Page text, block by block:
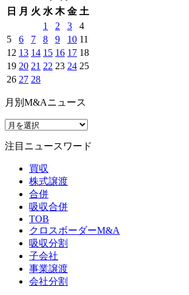
日
月 火 水 木 金 土
1
2 3
4
5
6 7 8 9 10 11
12 13 14 15 16 17 18
19 20 21 22 23 24 25
26 27 28
月別M&Aニュース
注目ニュースワード
買収
株式譲渡
合併
吸収合併
TOB
クロスボーダーM&A
吸収分割
子会社
事業譲渡
会社分割